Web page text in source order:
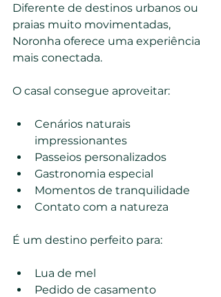
Diferente de destinos urbanos ou
praias muito movimentadas,
Noronha oferece uma experiência
mais conectada.
O casal consegue aproveitar:
Cenários naturais
impressionantes
Passeios personalizados
Gastronomia especial
Momentos de tranquilidade
Contato com a natureza
É um destino perfeito para:
Lua de mel
Pedido de casamento